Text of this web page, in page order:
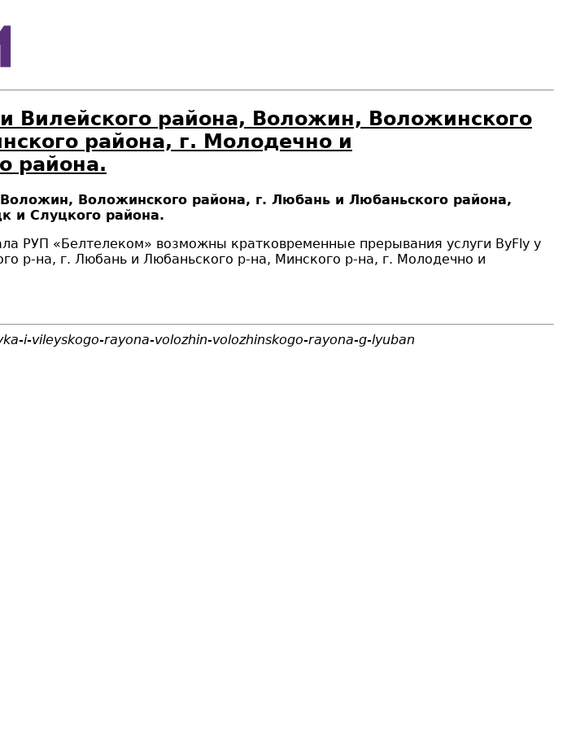
Вилейского района, Воложин, Воложинского
района, г. Молодечно и
района.
Воложинского района, г. Любань и Любаньского района,
и Слуцкого района.
РУП «Белтелеком» возможны кратковременные прерывания услуги ByFly у
р-на, г. Любань и Любаньского р-на, Минского р-на, г. Молодечно и
i-vileyskogo-rayona-volozhin-volozhinskogo-rayona-g-lyuban